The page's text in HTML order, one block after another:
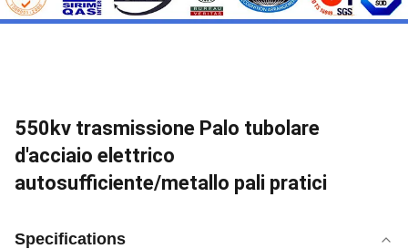
550kv trasmissione Palo tubolare
d'acciaio elettrico
autosufficiente/metallo pali pratici
Specifications